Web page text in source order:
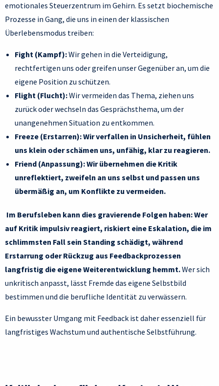
emotionales Steuerzentrum im Gehirn. Es setzt biochemische
Prozesse in Gang, die uns in einen der klassischen
Überlebensmodus treiben:
Fight (Kampf):Wir gehen in die Verteidigung,
rechtfertigen uns oder greifen unser Gegenüber an, um die
eigene Position zu schützen.
Flight (Flucht):Wir vermeiden das Thema, ziehen uns
zurück oder wechseln das Gesprächsthema, um der
unangenehmen Situation zu entkommen.
Freeze (Erstarren): Wir verfallen in Unsicherheit, fühlen
uns klein oder schämen uns, unfähig, klar zu reagieren.
Friend (Anpassung): Wir übernehmen die Kritik
unreflektiert, zweifeln an uns selbst und passen uns
übermäßig an, um Konflikte zu vermeiden.
Im Berufsleben kann dies gravierende Folgen haben: Wer
auf Kritik impulsiv reagiert, riskiert eine Eskalation, die im
schlimmsten Fall sein Standing schädigt, während
Erstarrung oder Rückzug aus Feedbackprozessen
langfristig die eigene Weiterentwicklung hemmt.Wer sich
unkritisch anpasst, lässt Fremde das eigene Selbstbild
bestimmen und die berufliche Identität zu verwässern.
Ein bewusster Umgang mit Feedback ist daher essenziell für
langfristiges Wachstum und authentische Selbstführung.